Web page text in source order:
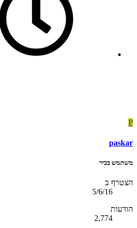
P
paskar
משתמש בכיר
הצטרף ב
5/6/16
הודעות
2,774